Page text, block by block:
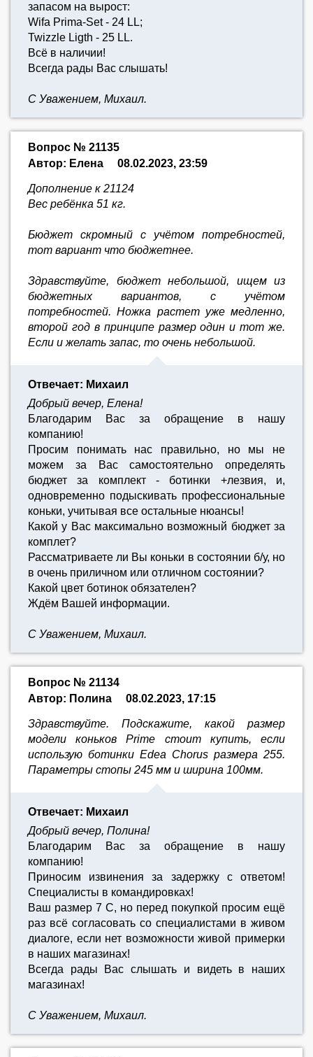
запасом на вырост:
Wifa Prima-Set - 24 LL;
Twizzle Ligth - 25 LL.
Всё в наличии!
Всегда рады Вас слышать!
С Уважением, Михаил.
Вопрос № 21135
Автор: Елена
08.02.2023, 23:59
Дополнение к 21124
Вес ребёнка 51 кг.
Бюджет скромный с учётом потребностей,
тот вариант что бюджетнее.
Здравствуйте, бюджет небольшой, ищем из
бюджетных вариантов, с учётом
потребностей. Ножка растет уже медленно,
второй год в принципе размер один и тот же.
Если и желать запас, то очень небольшой.
Отвечает: Михаил
Добрый вечер, Елена!
Благодарим Вас за обращение в нашу
компанию!
Просим понимать нас правильно, но мы не
можем за Вас самостоятельно определять
бюджет за комплект - ботинки +лезвия, и,
одновременно подыскивать профессиональные
коньки, учитывая все остальные нюансы!
Какой у Вас максимально возможный бюджет за
комплет?
Рассматриваете ли Вы коньки в состоянии б/у, но
в очень приличном или отличном состоянии?
Какой цвет ботинок обязателен?
Ждём Вашей информации.
С Уважением, Михаил.
Вопрос № 21134
Автор: Полина
08.02.2023, 17:15
Здравствуйте. Подскажите, какой размер
модели коньков Prime стоит купить, если
использую ботинки Edea Chorus размера 255.
Параметры стопы 245 мм и ширина 100мм.
Отвечает: Михаил
Добрый вечер, Полина!
Благодарим Вас за обращение в нашу
компанию!
Приносим извинения за задержку с ответом!
Специалисты в командировках!
Ваш размер 7 С, но перед покупкой просим ещё
раз всё согласовать со специалистами в живом
диалоге, если нет возможности живой примерки
в наших магазинах!
Всегда рады Вас слышать и видеть в наших
магазинах!
С Уважением, Михаил.